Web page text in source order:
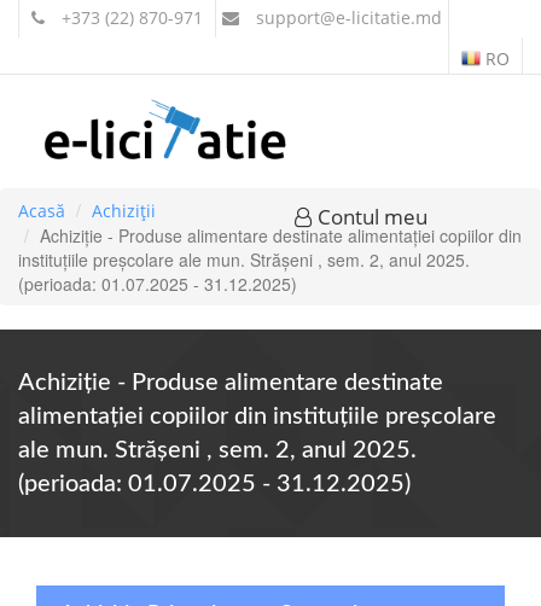
+373 (22) 870-971 support@e-licitatie.md
RO
Contul meu
Acasă Achiziții
Achiziție - Produse alimentare destinate alimentației copiilor din
instituțiile preșcolare ale mun. Strășeni , sem. 2, anul 2025.
(perioada: 01.07.2025 - 31.12.2025)
Achiziție - Produse alimentare destinate
alimentației copiilor din instituțiile preșcolare
ale mun. Strășeni , sem. 2, anul 2025.
(perioada: 01.07.2025 - 31.12.2025)